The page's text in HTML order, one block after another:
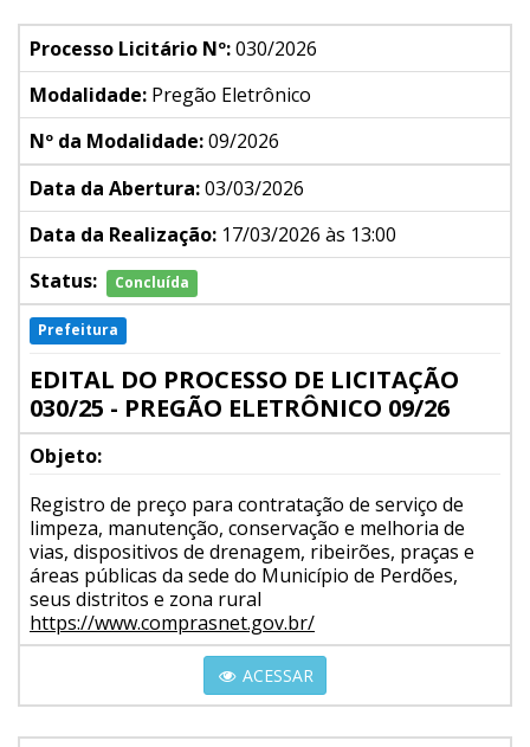
Processo Licitário Nº:030/2026
Modalidade: Pregão Eletrônico
Nº da Modalidade:09/2026
Data da Abertura:03/03/2026
Data da Realização: 17/03/2026 às 13:00
Status:
Concluída
Prefeitura
EDITAL DO PROCESSO DE LICITAÇÃO
030/25 - PREGÃO ELETRÔNICO 09/26
Objeto:
Registro de preço para contratação de serviço de
limpeza, manutenção, conservação e melhoria de
vias, dispositivos de drenagem, ribeirões, praças e
áreas públicas da sede do Município de Perdões,
seus distritos e zona rural
https://www.comprasnet.gov.br/
ACESSAR